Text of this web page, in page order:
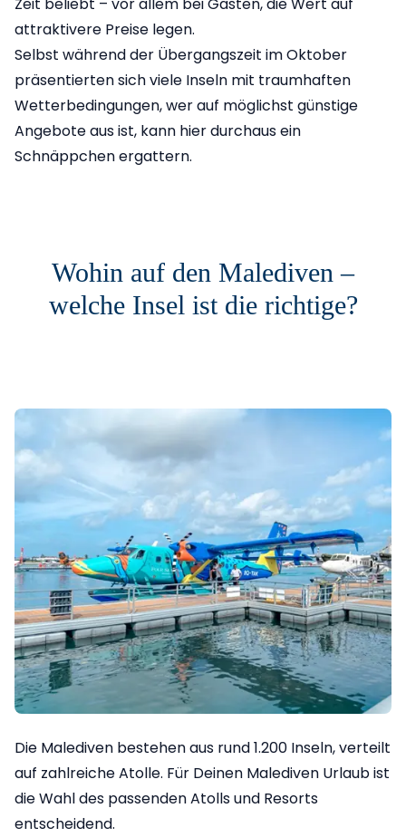
attraktivere Preise legen.
Selbst während der Übergangszeit im Oktober
präsentierten sich viele Inseln mit traumhaften
Wetterbedingungen, wer auf möglichst günstige
Angebote aus ist, kann hier durchaus ein
Schnäppchen ergattern.
Wohin auf den Malediven –
welche Insel ist die richtige?
Die Malediven bestehen aus rund 1.200 Inseln, verteilt
auf zahlreiche Atolle. Für Deinen Malediven Urlaub ist
die Wahl des passenden Atolls und Resorts
entscheidend.